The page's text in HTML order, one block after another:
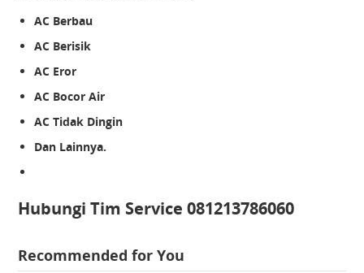
AC Berbau
AC Berisik
AC Eror
AC Bocor Air
AC Tidak Dingin
Dan Lainnya.
Hubungi Tim Service 081213786060
Recommended for You